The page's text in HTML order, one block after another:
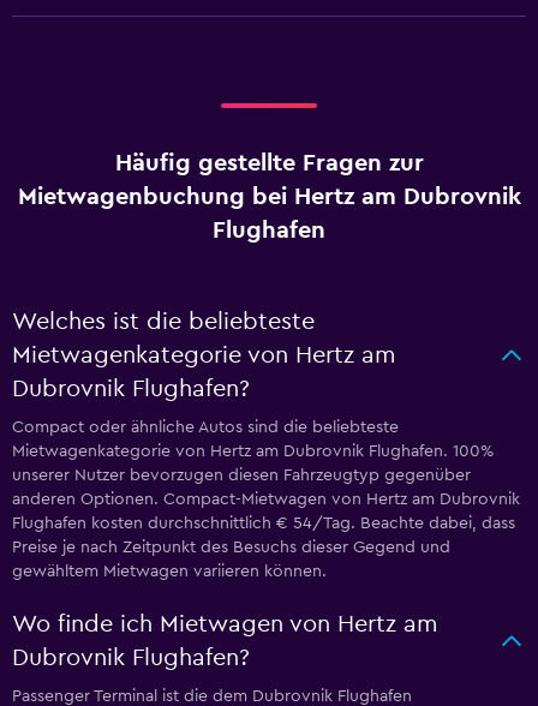
Häufig gestellte Fragen zur
Mietwagenbuchung bei Hertz am Dubrovnik
Flughafen
Welches ist die beliebteste
Mietwagenkategorie von Hertz am
Dubrovnik Flughafen?
Compact oder ähnliche Autos sind die beliebteste
Mietwagenkategorie von Hertz am Dubrovnik Flughafen. 100%
unserer Nutzer bevorzugen diesen Fahrzeugtyp gegenüber
anderen Optionen. Compact-Mietwagen von Hertz am Dubrovnik
Flughafen kosten durchschnittlich € 54/Tag. Beachte dabei, dass
Preise je nach Zeitpunkt des Besuchs dieser Gegend und
gewähltem Mietwagen variieren können.
Wo finde ich Mietwagen von Hertz am
Dubrovnik Flughafen?
Passenger Terminal ist die dem Dubrovnik Flughafen